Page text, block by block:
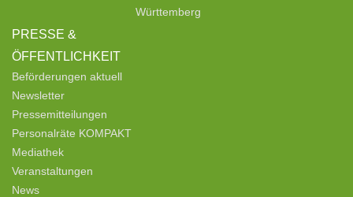
PRESSE &
ÖFFENTLICHKEIT
Beförderungen aktuell
Newsletter
Pressemitteilungen
Personalräte KOMPAKT
Mediathek
Veranstaltungen
News
Württemberg